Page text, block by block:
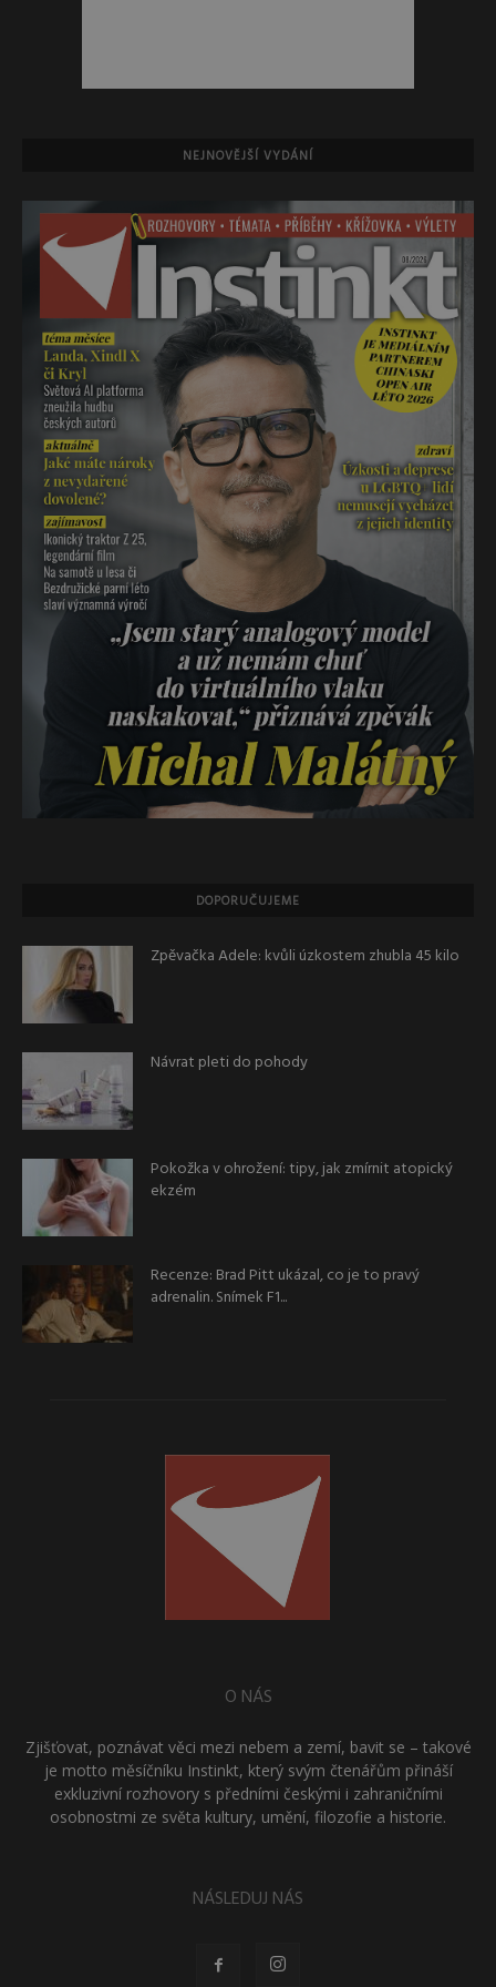
NEJNOVĚJŠÍ VYDÁNÍ
DOPORUČUJEME
Zpěvačka Adele: kvůli úzkostem zhubla 45 kilo
Návrat pleti do pohody
Pokožka v ohrožení: tipy, jak zmírnit atopický
ekzém
Recenze: Brad Pitt ukázal, co je to pravý
adrenalin. Snímek F1...
O NÁS
Zjišťovat, poznávat věci mezi nebem a zemí, bavit se – takové
je motto měsíčníku Instinkt, který svým čtenářům přináší
exkluzivní rozhovory s předními českými i zahraničními
osobnostmi ze světa kultury, umění, filozofie a historie.
NÁSLEDUJ NÁS